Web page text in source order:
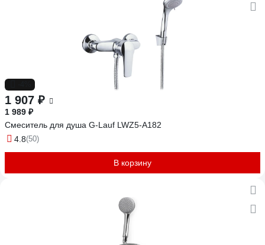
1 907 ₽
1 989 ₽
Смеситель для душа G-Lauf LWZ5-A182
4.8(50)
В корзину